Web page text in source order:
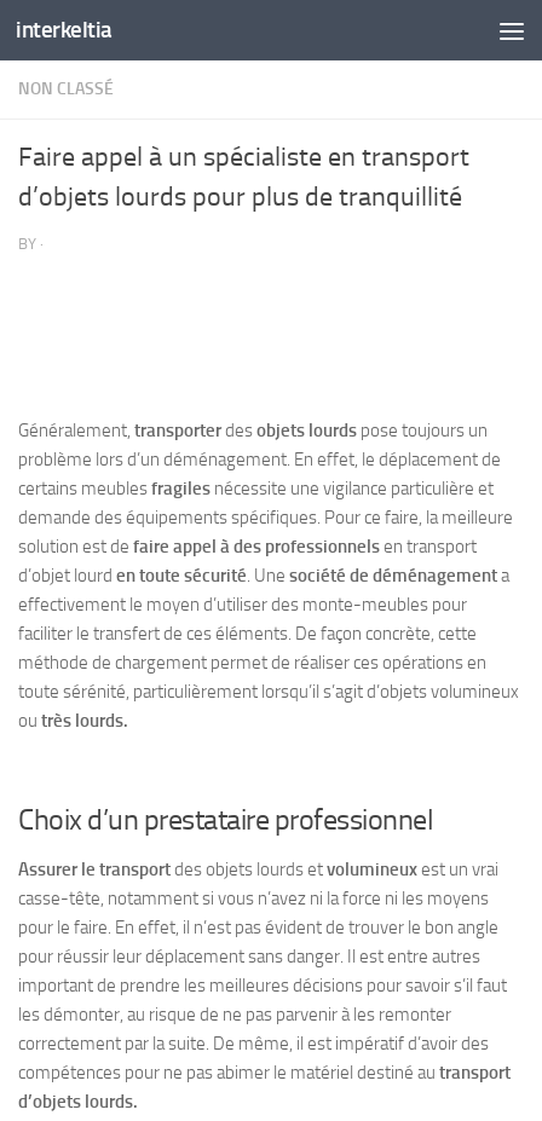
Skip to content
interkeltia
NON CLASSÉ
Faire appel à un spécialiste en transport
d’objets lourds pour plus de tranquillité
BY ·
Généralement, transporterdesobjets lourds pose toujours un
problème lors d’un déménagement. En effet, le déplacement de
certains meublesfragiles nécessite une vigilance particulière et
demande des équipements spécifiques. Pour ce faire, la meilleure
solution est de faire appel àdes professionnelsen transport
d’objet lourd en toute sécurité. Une société de déménagementa
effectivement le moyen d’utiliser des monte-meubles pour
faciliter le transfert de ces éléments. De façon concrète, cette
méthode de chargement permet de réaliser ces opérations en
toute sérénité, particulièrement lorsqu’il s’agit d’objets volumineux
ou très lourds.
Choix d’un prestataire professionnel
Assurer le transportdes objets lourds etvolumineuxest un vrai
casse-tête, notamment si vous n’avez ni la force ni les moyens
pour le faire. En effet, il n’est pas évident de trouver le bon angle
pour réussir leur déplacement sans danger. Il est entre autres
important de prendre les meilleures décisions pour savoir s’il faut
les démonter, au risque de ne pas parvenir à les remonter
correctement par la suite. De même, il est impératif d’avoir des
compétences pour ne pas abimer le matériel destiné au transport
d’objets lourds.